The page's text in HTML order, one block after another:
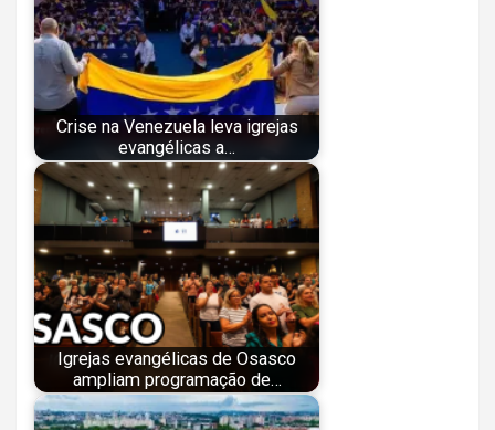
Crise na Venezuela leva igrejas
evangélicas a…
Igrejas evangélicas de Osasco
ampliam programação de…